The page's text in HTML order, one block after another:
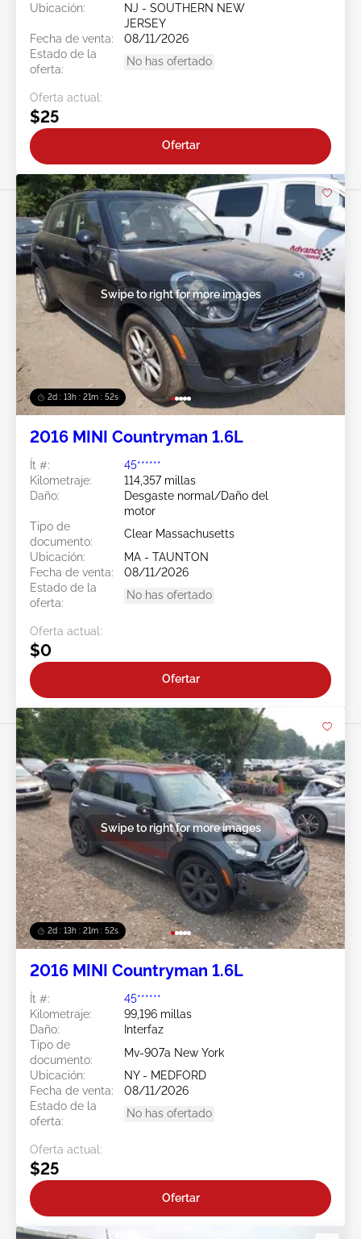
Ubicación:
NJ - SOUTHERN NEW
JERSEY
Fecha de venta:
08/11/2026
Estado de la
oferta:
No has ofertado
Oferta actual:
$25
Ofertar
2d : 13h : 21m : 49s
Swipe to right for more images
2016 MINI Countryman 1.6L
Ít #:
45******
Kilometraje:
114,357 millas
Daño:
Desgaste normal/Daño del
motor
Tipo de
documento:
Clear Massachusetts
Ubicación:
MA - TAUNTON
Fecha de venta:
08/11/2026
Estado de la
oferta:
No has ofertado
Oferta actual:
$0
Ofertar
2d : 13h : 21m : 49s
Swipe to right for more images
2016 MINI Countryman 1.6L
Ít #:
45******
Kilometraje:
99,196 millas
Daño:
Interfaz
Tipo de
documento:
Mv-907a New York
Ubicación:
NY - MEDFORD
Fecha de venta:
08/11/2026
Estado de la
oferta:
No has ofertado
Oferta actual:
$25
Ofertar